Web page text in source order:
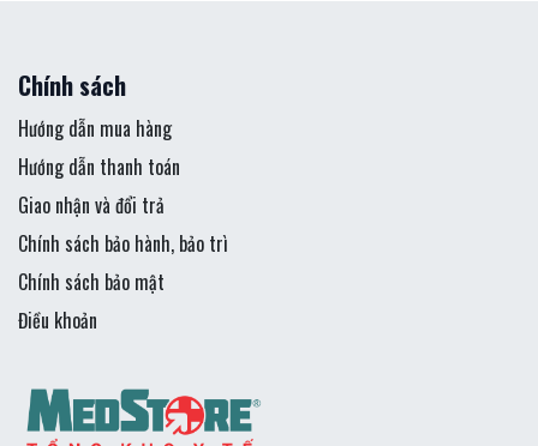
Chính sách
Hướng dẫn mua hàng
Hướng dẫn thanh toán
Giao nhận và đổi trả
Chính sách bảo hành, bảo trì
Chính sách bảo mật
Điều khoản